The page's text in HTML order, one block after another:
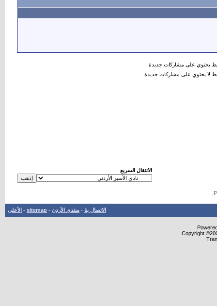
يحتوي على مشاركات جديدة
لا يحتوي على مشاركات جديدة
الانتقال السريع
الاتصال بنا - منتدى الأردن -
sitemap
- الأعلى
Copyright